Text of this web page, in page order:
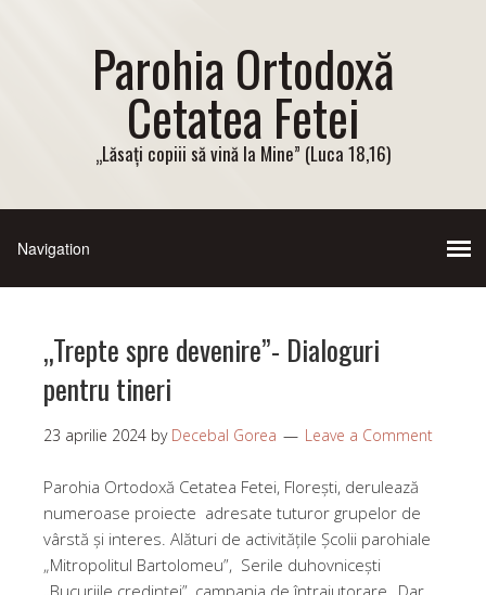
Parohia Ortodoxă
Cetatea Fetei
„Lăsați copiii să vină la Mine” (Luca 18,16)
„Trepte spre devenire”- Dialoguri
pentru tineri
23 aprilie 2024 by Decebal Gorea Leave a Comment
Parohia Ortodoxă Cetatea Fetei, Florești, derulează
numeroase proiecte adresate tuturor grupelor de
vârstă și interes. Alături de activitățile Școlii parohiale
„Mitropolitul Bartolomeu”, Serile duhovnicești
„Bucuriile credinței”, campania de întrajutorare „Dar